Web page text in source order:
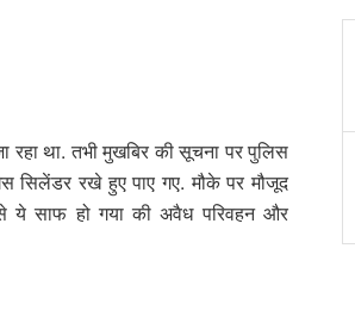
था. तभी मुखबिर की सूचना पर पुलिस
सिलेंडर रखे हुए पाए गए. मौके पर मौजूद
ये साफ हो गया की अवैध परिवहन और